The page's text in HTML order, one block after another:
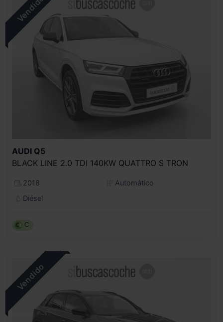
AUDI Q5
BLACK LINE 2.0 TDI 140KW QUATTRO S TRON
2018
Automático
Diésel
C